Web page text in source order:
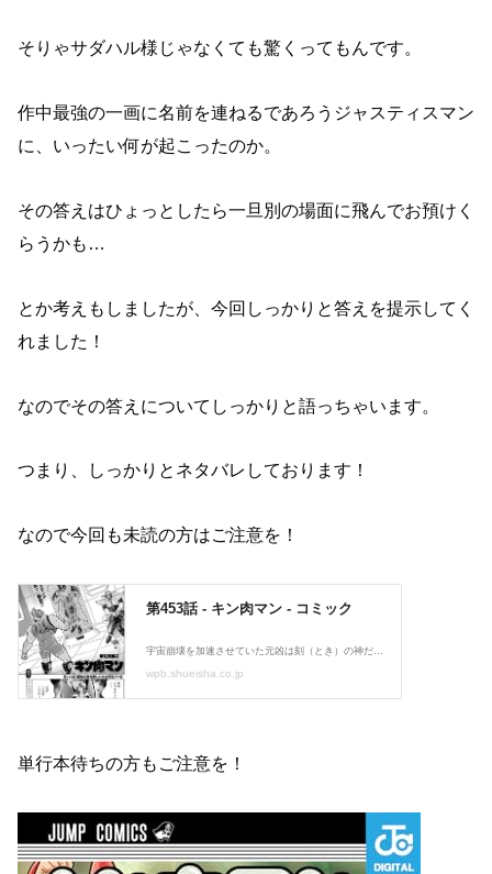
そりゃサダハル様じゃなくても驚くってもんです。
作中最強の一画に名前を連ねるであろうジャスティスマン
に、いったい何が起こったのか。
その答えはひょっとしたら一旦別の場面に飛んでお預けく
らうかも…
とか考えもしましたが、今回しっかりと答えを提示してく
れました！
なのでその答えについてしっかりと語っちゃいます。
つまり、しっかりとネタバレしております！
なので今回も未読の方はご注意を！
単行本待ちの方もご注意を！